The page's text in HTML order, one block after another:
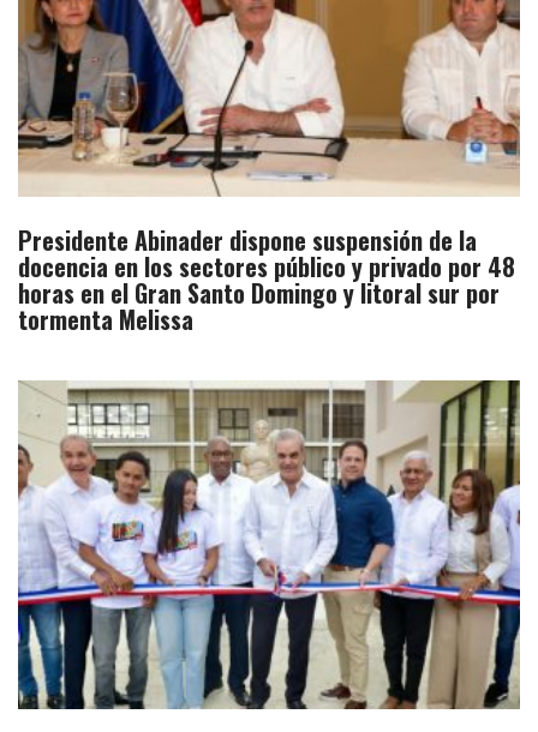
Presidente Abinader dispone suspensión de la
docencia en los sectores público y privado por 48
horas en el Gran Santo Domingo y litoral sur por
tormenta Melissa